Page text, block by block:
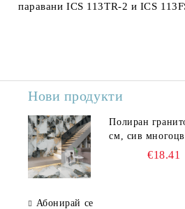
параваниICS 113TR-2 и ICS
Нови продукти
Полиран
см, сив
€18.41
Абонирай се